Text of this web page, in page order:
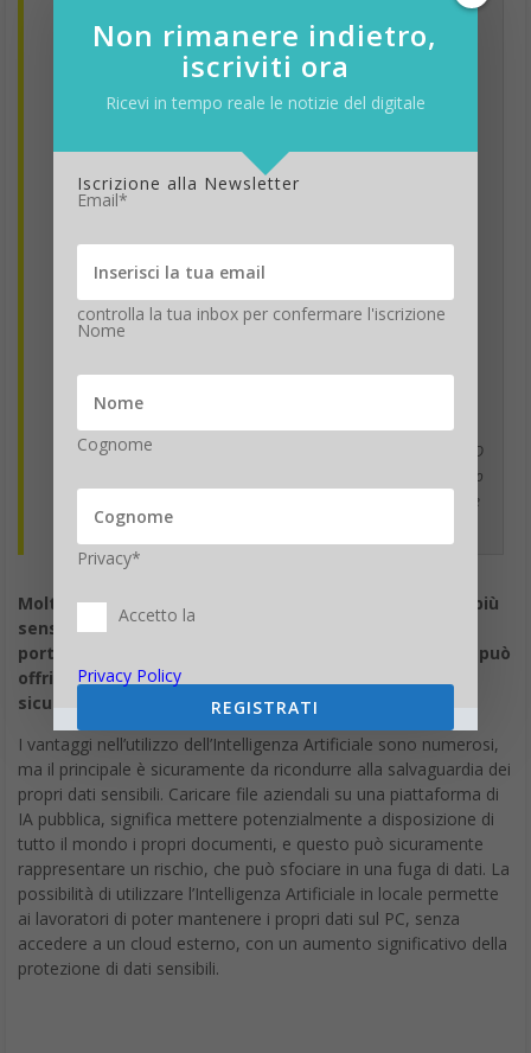
ASUS ExpertBook Ultra porta il laptop business sotto la soglia
psicologica del chilo: 0,99 kg, scocca Nano Ceramic, display OLED
tandem 3K e AI locale con NPU da 50 TOPS. Un portatile pensato
per chi lavora ovunque, senza rinunciare a potenza, sicurezza e
Molte imprese stanno cercando di capire dove abbia più
senso usare l’AI nel cloud e dove invece convenga
portarla direttamente sul dispositivo. Quali vantaggi può
offrire l’AI locale in termini di reattività, privacy,
sicurezza e controllo dei dati?
I vantaggi nell’utilizzo dell’Intelligenza Artificiale sono numerosi,
ma il principale è sicuramente da ricondurre alla salvaguardia dei
propri dati sensibili. Caricare file aziendali su una piattaforma di
IA pubblica, significa mettere potenzialmente a disposizione di
tutto il mondo i propri documenti, e questo può sicuramente
rappresentare un rischio, che può sfociare in una fuga di dati. La
possibilità di utilizzare l’Intelligenza Artificiale in locale permette
ai lavoratori di poter mantenere i propri dati sul PC, senza
accedere a un cloud esterno, con un aumento significativo della
protezione di dati sensibili.
Non rimanere indietro,
iscriviti ora
Ricevi in tempo reale le notizie del digitale
Iscrizione alla Newsletter
Email*
controlla la tua inbox per confermare l'iscrizione
Nome
Cognome
Privacy*
Accetto la
Privacy Policy
REGISTRATI